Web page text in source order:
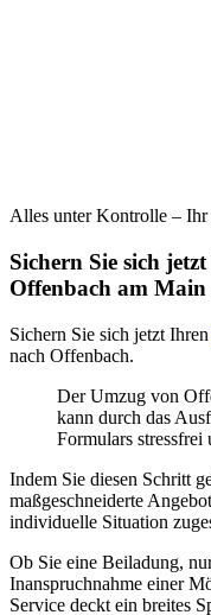
Alles unter Kontrolle –
Sichern Sie sich
Offenbach am
Sichern Sie sich jetzt Ihren
nach Offenbach.
Der Umzug von
kann durch das
Formulars
Indem Sie diesen Schritt
maßgeschneiderte
individuelle Situation
Ob Sie eine Beiladung,
Inanspruchnahme einer
Service deckt ein breites